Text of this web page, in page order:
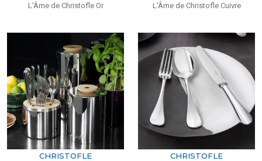
L'Âme de Christofle Or L'Âme de Christofle Cuivre
CHRISTOFLE CHRISTOFLE